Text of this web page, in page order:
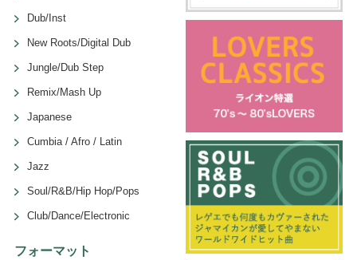
Dub/Inst
New Roots/Digital Dub
Jungle/Dub Step
Remix/Mash Up
Japanese
Cumbia / Afro / Latin
Jazz
Soul/R&B/Hip Hop/Pops
Club/Dance/Electronic
フォーマット